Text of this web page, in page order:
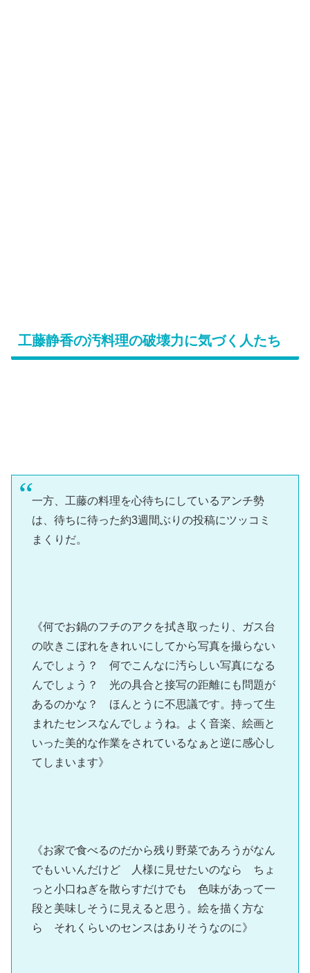
工藤静香の汚料理の破壊力に気づく人たち
一方、工藤の料理を心待ちにしているアンチ勢
は、待ちに待った約3週間ぶりの投稿にツッコミ
まくりだ。
《何でお鍋のフチのアクを拭き取ったり、ガス台
の吹きこぼれをきれいにしてから写真を撮らない
んでしょう？ 何でこんなに汚らしい写真になる
んでしょう？ 光の具合と接写の距離にも問題が
あるのかな？ ほんとうに不思議です。持って生
まれたセンスなんでしょうね。よく音楽、絵画と
いった美的な作業をされているなぁと逆に感心し
てしまいます》
《お家で食べるのだから残り野菜であろうがなん
でもいいんだけど 人様に見せたいのなら ちょ
っと小口ねぎを散らすだけでも 色味があって一
段と美味しそうに見えると思う。絵を描く方な
ら それくらいのセンスはありそうなのに》